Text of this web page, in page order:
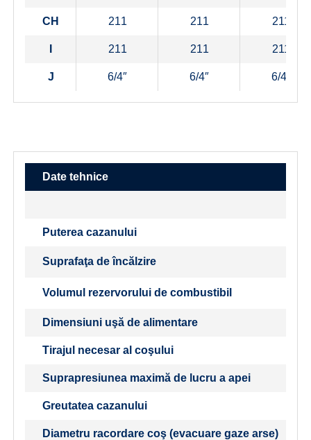
CH 211 211 211
211 211 211
J 6/4″ 6/4″ 6/4″
Date tehnice
Puterea cazanului
Suprafaţa de încălzire
Volumul rezervorului de combustibil
Dimensiuni uşă de alimentare
Tirajul necesar al coşului
Suprapresiunea maximă de lucru a apei
Greutatea cazanului
Diametru racordare coş (evacuare gaze arse)